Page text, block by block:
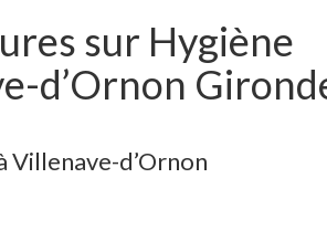
sur Hygiène
d’Ornon
d’Ornon